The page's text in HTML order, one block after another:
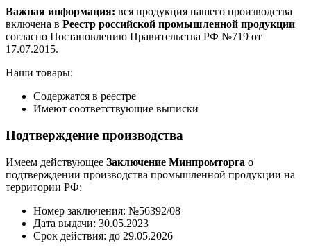
Важная информация: вся продукция нашего производства
включена в Реестр российской промышленной продукции
согласно Постановлению Правительства РФ №719 от
17.07.2015.
Наши товары:
Содержатся в реестре
Имеют соответствующие выписки
Подтверждение производства
Имеем действующее Заключение Минпромторга о
подтверждении производства промышленной продукции на
территории РФ:
Номер заключения: №56392/08
Дата выдачи: 30.05.2023
Срок действия: до 29.05.2026